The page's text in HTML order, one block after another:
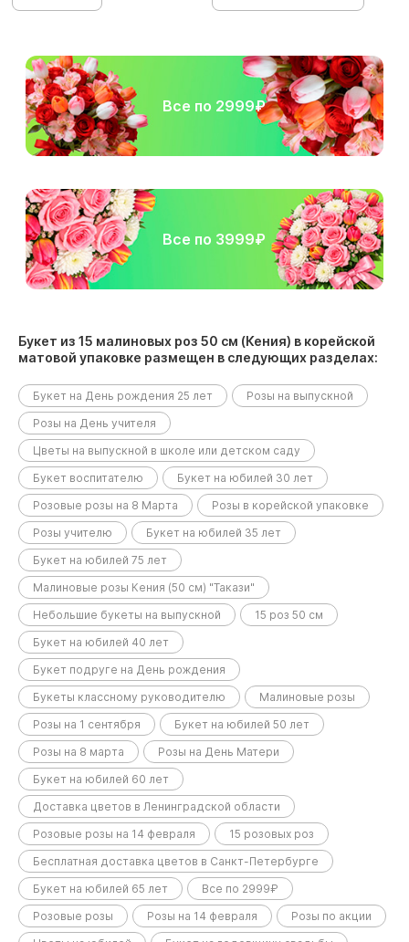
Все по 2999₽
Все по 3999₽
Букет из 15 малиновых роз 50 см (Кения) в корейской
матовой упаковке размещен в следующих разделах:
Букет на День рождения 25 лет
Розы на выпускной
Розы на День учителя
Цветы на выпускной в школе или детском саду
Букет воспитателю
Букет на юбилей 30 лет
Розовые розы на 8 Марта
Розы в корейской упаковке
Розы учителю
Букет на юбилей 35 лет
Букет на юбилей 75 лет
Малиновые розы Кения (50 см) "Такази"
Небольшие букеты на выпускной
15 роз 50 см
Букет на юбилей 40 лет
Букет подруге на День рождения
Букеты классному руководителю
Малиновые розы
Розы на 1 сентября
Букет на юбилей 50 лет
Розы на 8 марта
Розы на День Матери
Букет на юбилей 60 лет
Доставка цветов в Ленинградской области
Розовые розы на 14 февраля
15 розовых роз
Бесплатная доставка цветов в Санкт-Петербурге
Букет на юбилей 65 лет
Все по 2999₽
Розовые розы
Розы на 14 февраля
Розы по акции